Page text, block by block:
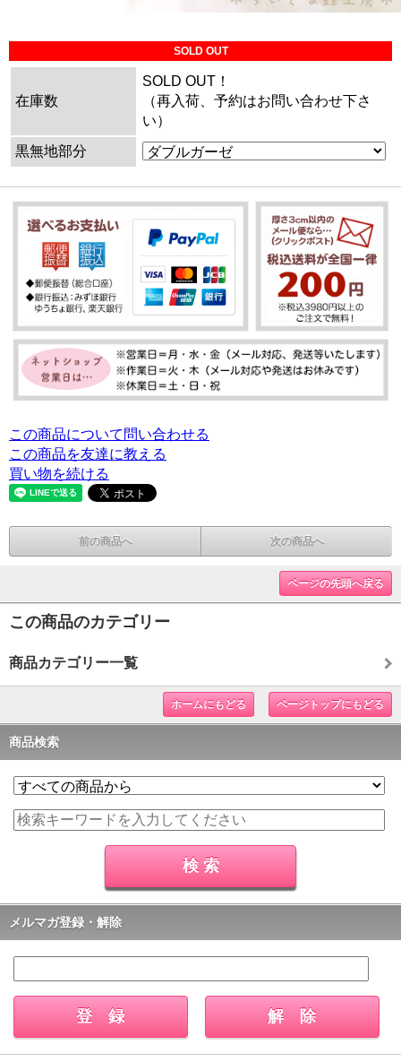
SOLD OUT
在庫数
SOLD OUT！
（再入荷、予約はお問い合わせ下さ
い）
黒無地部分
この商品について問い合わせる
この商品を友達に教える
買い物を続ける
前の商品へ 次の商品へ
ページの先頭へ戻る
この商品のカテゴリー
商品カテゴリー一覧
ホームにもどる ページトップにもどる
商品検索
メルマガ登録・解除